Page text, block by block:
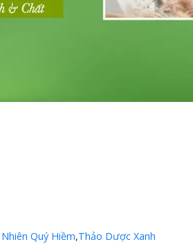
Quý Hiềm,Thảo Dược Xanh